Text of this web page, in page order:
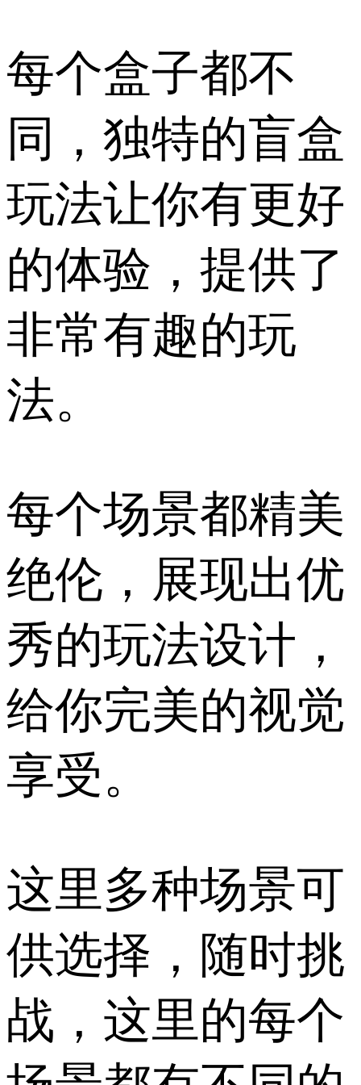
每个盒子都不
同，独特的盲盒
玩法让你有更好
的体验，提供了
非常有趣的玩
法。
每个场景都精美
绝伦，展现出优
秀的玩法设计，
给你完美的视觉
享受。
这里多种场景可
供选择，随时挑
战，这里的每个